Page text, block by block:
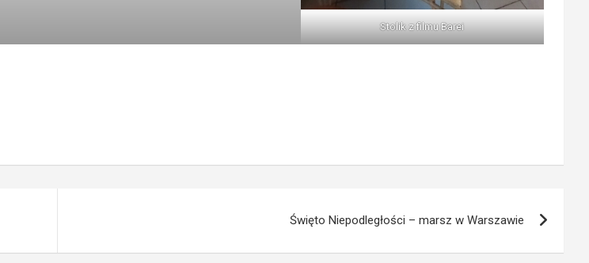
Stolik z filmu Barei
Święto Niepodległości – marsz w Warszawie